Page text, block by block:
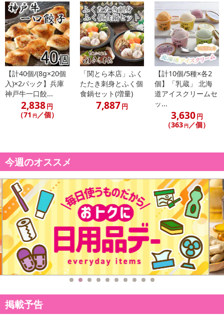
ん。
発送日カレンダー
■その他共通および商品カテゴリー別注意事項（※必ずご確認くだ
さい）
こちらの情報は2026年07月09日 時点での情報となります。
【計40個/(8g×20個
入)×2パック】兵庫
神戸牛一口餃...
2,838円
（71 円／個）
「関とら本店」ふく
たたき刺身とふく個
食鍋セット(増量)
7,887円
【計10個/5種×各2
個】「乳蔵」 北海
道アイスクリームセ
ッ...
3,630円
（363 円 ／個）
今週のオススメ
掲載予告